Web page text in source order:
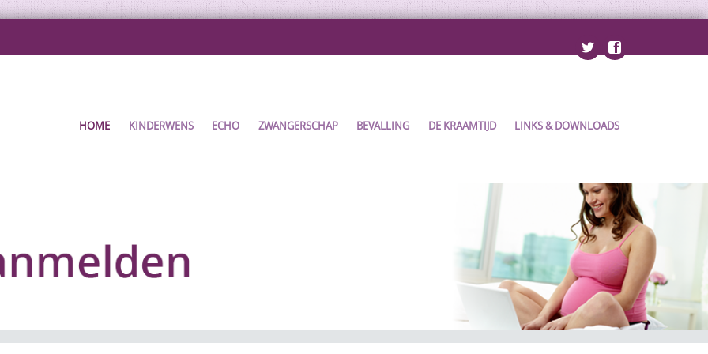
HOME KINDERWENS ECHO ZWANGERSCHAP BEVALLING DE KRAAMTIJD LINKS & DOWNLOADS